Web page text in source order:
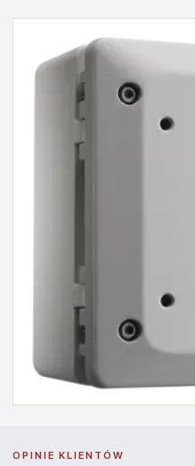
OPINIE KLIENTÓW